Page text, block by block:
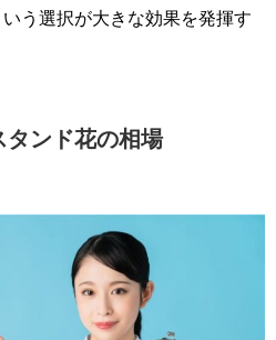
う選択が大きな効果を発揮す
タンド花の相場